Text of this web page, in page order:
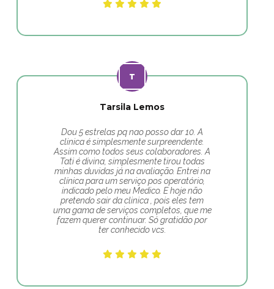
Tarsila Lemos
Dou 5 estrelas pq nao posso dar 10. A
clinica é simplesmente surpreendente.
Assim como todos seus colaboradores. A
Tati é divina, simplesmente tirou todas
minhas duvidas já na avaliação. Entrei na
clínica para um serviço pos operatório,
indicado pelo meu Medico. E hoje não
pretendo sair da clinica , pois eles tem
uma gama de serviços completos, que me
fazem querer continuar. Só gratidão por
ter conhecido vcs.